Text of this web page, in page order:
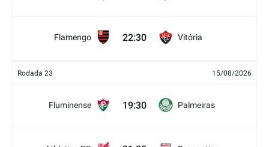
Flamengo 22:30 Vitória
Rodada 23 15/08/2026
Fluminense 19:30 Palmeiras